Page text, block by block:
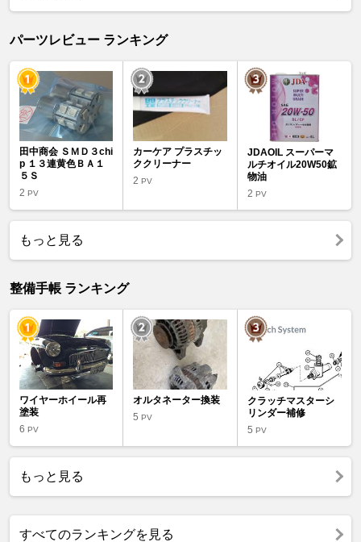
パーツレビュー ランキング
田中商会 ＳＭＤ３chi
p １３連黄色ＢＡ１
５Ｓ
2 PV
カーケア プラスチッ
ククリーナー
2PV
JDAOIL スーパーマ
ルチオイル20W50鉱
物油
2 PV
もっと見る
整備手帳 ランキング
ワイヤーホイール再
塗装
6 PV
オルタネーター換装
5PV
クラッチマスターシ
リンダー補修
5 PV
もっと見る
すべてのランキングを見る